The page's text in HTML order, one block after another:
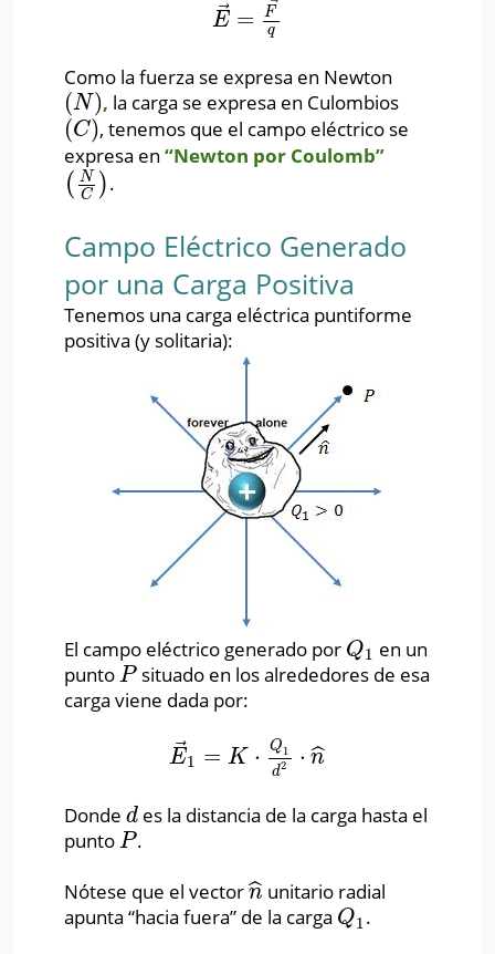
E⃗ = F
q
E→=F →
Como la fuerza se expresa en Newton
(N)
(N) , la carga se expresa en Culombios
(C)
(C) , tenemos que el campo eléctrico se
expresa en “Newton por Coulomb”
(
N
C )
(NC .
Campo Eléctrico Generado
por una Carga Positiva
Tenemos una carga eléctrica puntiforme
positiva (y solitaria):
El campo eléctrico generado por Q1
Q1 en un
punto P
P situado en los alrededores de esa
carga viene dada por:
E⃗1 = K ⋅ Q1
d2 ⋅ n
ˆ
E→ 1= K⋅Q 1 d2⋅n^
Donde d
d es la distancia de la carga hasta el
punto P
P .
Nótese que el vector n
ˆ
n^unitario radial
apunta “hacia fuera” de la carga Q1
Q1 .